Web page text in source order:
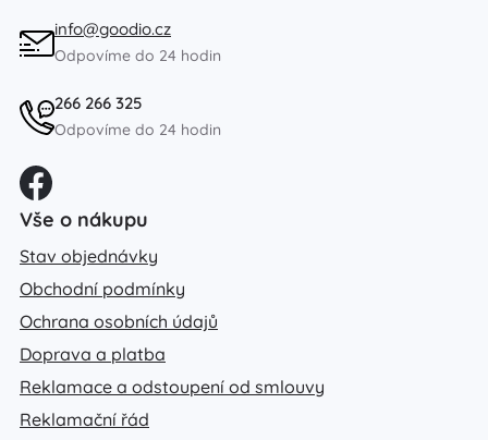
info@goodio.cz
Odpovíme do 24 hodin
266 266 325
Odpovíme do 24 hodin
Vše o nákupu
Stav objednávky
Obchodní podmínky
Ochrana osobních údajů
Doprava a platba
Reklamace a odstoupení od smlouvy
Reklamační řád